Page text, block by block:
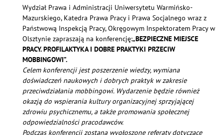
Wydział Prawa i Administracji Uniwersytetu Warmińsko-
Mazurskiego, Katedra Prawa Pracy i Prawa Socjalnego wraz z
Państwową Inspekcją Pracy, Okręgowym Inspektoratem Pracy w
Olsztynie zapraszają na konferencję:„BEZPIECZNE MIEJSCE
PRACY. PROFILAKTYKA I DOBRE PRAKTYKI PRZECIW
MOBBINGOWI”.
Celem konferencji jest poszerzenie wiedzy, wymiana
doświadczeń naukowych i dobrych praktyk w zakresie
przeciwdziałania mobbingowi. Wydarzenie będzie również
okazją do wspierania kultury organizacyjnej sprzyjającej
zdrowiu psychicznemu, a także promowania społecznej
odpowiedzialności pracodawców.
Podczas konferencji zostaną wygłoszone referaty dotyczące